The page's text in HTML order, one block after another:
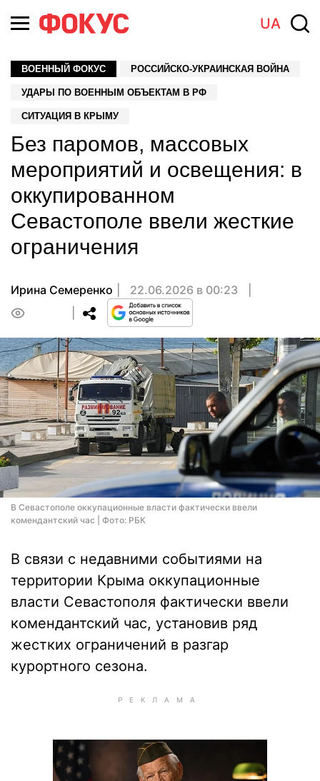
UA
ВОЕННЫЙ ФОКУС РОССИЙСКО-УКРАИНСКАЯ ВОЙНА
УДАРЫ ПО ВОЕННЫМ ОБЪЕКТАМ В РФ
СИТУАЦИЯ В КРЫМУ
Без паромов, массовых
мероприятий и освещения: в
оккупированном
Севастополе ввели жесткие
ограничения
Ирина Семеренко
22.06.2026 в 00:23
В Севастополе оккупационные власти фактически ввели
комендантский час | Фото: РБК
В связи с недавними событиями на
территории Крыма оккупационные
власти Севастополя фактически ввели
комендантский час, установив ряд
жестких ограничений в разгар
курортного сезона.